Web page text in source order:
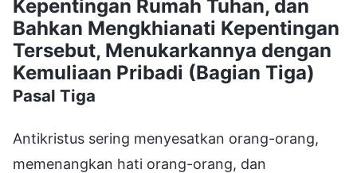
Kepentingan Rumah Tuhan, dan
Bahkan Mengkhianati Kepentingan
Tersebut, Menukarkannya dengan
Kemuliaan Pribadi (Bagian Tiga)
Pasal Tiga
Antikristus sering menyesatkan orang-orang,
memenangkan hati orang-orang, dan